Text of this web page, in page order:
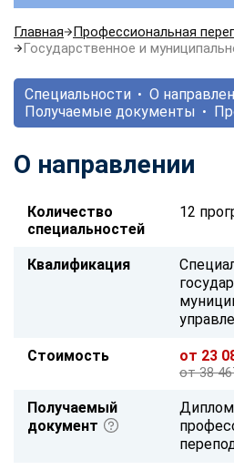
Главная
Профессиональная
Государственное и
Специальности
О
Получаемые документы
О направлении
Количество
специальностей
12
Квалификация
Стоимость от 23
от 38
Получаемый
документ